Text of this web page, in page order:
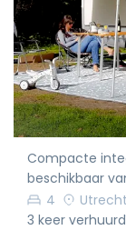
Compacte
beschikbaar
4
Utrecht
3 keer verhuurd